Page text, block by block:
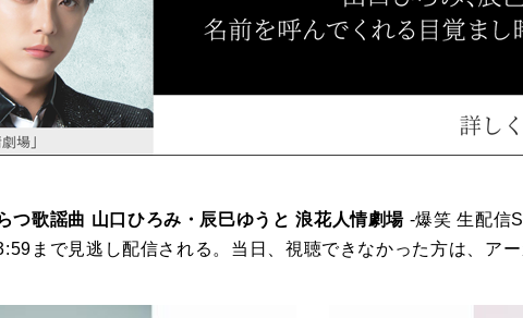
つ歌謡曲 山口ひろみ・辰巳ゆうと 浪花人情劇場 -爆笑 生配信
まで見逃し配信される。当日、視聴できなかった方は、アー